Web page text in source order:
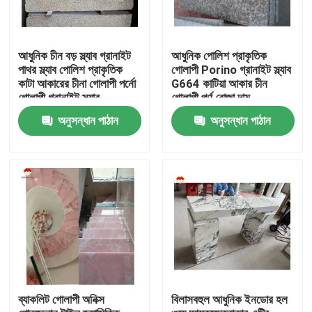
বাড়ি
আমাদের সম্পর্কে
পরিচিতি
আধুনিক চীন বড় স্ল্যাব গ্রানাইট
পাথর স্ল্যাব পোলিশ প্রাকৃতিক
কাটা আকারের চীনা গোলাপী পর্নো
গোলাপী গ্রানাইট স্ল্যাব
অনুসন্ধান পাঠান
আধুনিক পোলিশ প্রাকৃতিক
গোলাপী Porino গ্রানাইট স্ল্যাব
G664 কাটিয়া আকার চীন
গোলাপী পর্ণ রোজা দাম
অনুসন্ধান পাঠান
ব্যাকলিট গোলাপী অনিক্স
বিলাসবহুল আধুনিক ইনডোর হল